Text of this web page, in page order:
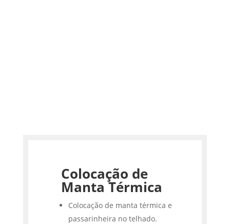
Colocação de
Manta Térmica
Colocação de manta térmica e
passarinheira no telhado.